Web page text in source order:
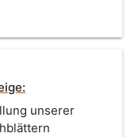
unserer